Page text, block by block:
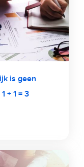
is geen
+ 1 = 3